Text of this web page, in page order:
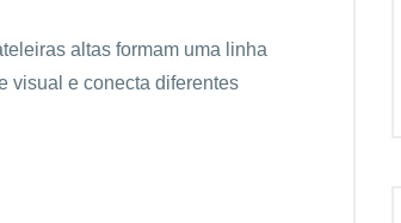
altas formam uma linha
visual e conecta diferentes